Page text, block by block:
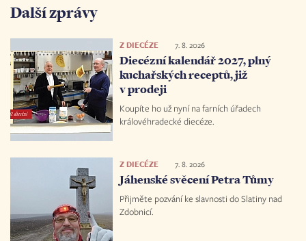
Další zprávy
Z DIECÉZE 7. 8. 2026
Diecézní kalendář 2027, plný
kuchařských receptů, již
v prodeji
Koupíte ho už nyní na farních úřadech
královéhradecké diecéze.
Z DIECÉZE 7. 8. 2026
Jáhenské svěcení Petra Tůmy
Přijměte pozvání ke slavnosti do Slatiny nad
Zdobnicí.